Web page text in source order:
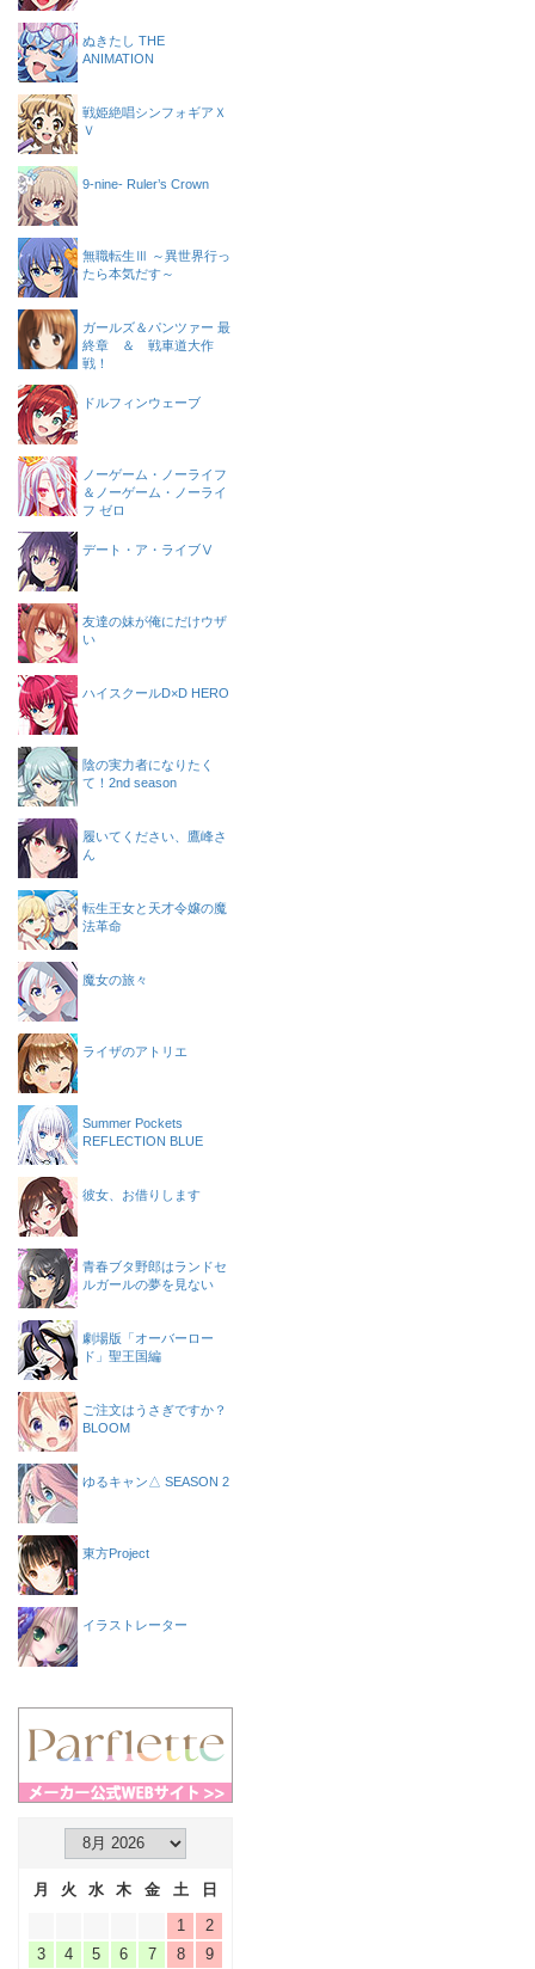
ぬきたし THE
ANIMATION
戦姫絶唱シンフォギアＸ
Ｖ
9-nine- Ruler’s Crown
無職転生Ⅲ ～異世界行っ
たら本気だす～
ガールズ＆パンツァー 最
終章 ＆ 戦車道大作
戦！
ドルフィンウェーブ
ノーゲーム・ノーライフ
＆ノーゲーム・ノーライ
フ ゼロ
デート・ア・ライブⅤ
友達の妹が俺にだけウザ
い
ハイスクールD×D HERO
陰の実力者になりたく
て！2nd season
履いてください、鷹峰さ
ん
転生王女と天才令嬢の魔
法革命
魔女の旅々
ライザのアトリエ
Summer Pockets
REFLECTION BLUE
彼女、お借りします
青春ブタ野郎はランドセ
ルガールの夢を見ない
劇場版「オーバーロー
ド」聖王国編
ご注文はうさぎですか？
BLOOM
ゆるキャン△ SEASON 2
東方Project
イラストレーター
月 火 水 木 金 土
日
1
2
3
4 5 6 7 8
9